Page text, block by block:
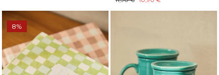
8%